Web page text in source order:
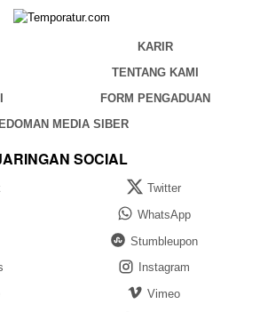
KARIR
TENTANG KAMI
FORM PENGADUAN
MEDIA SIBER
SOCIAL
Twitter
WhatsApp
Stumbleupon
Instagram
Vimeo